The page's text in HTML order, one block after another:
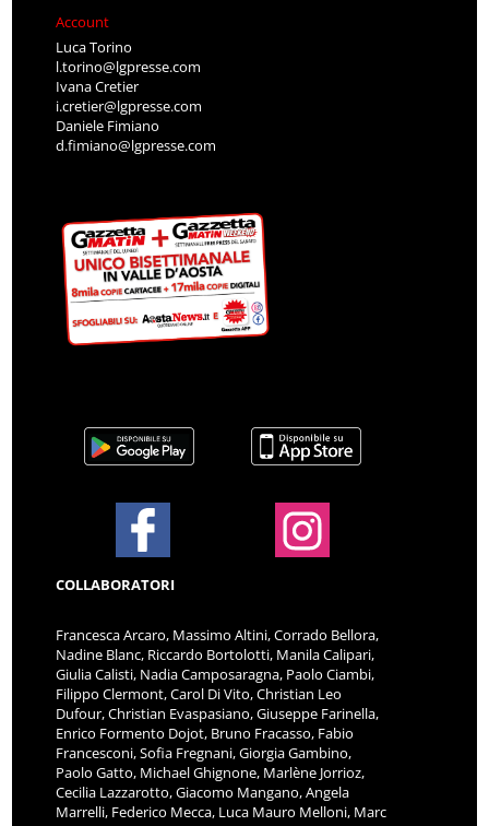
Account
Luca Torino
l.torino@lgpresse.com
Ivana Cretier
i.cretier@lgpresse.com
Daniele Fimiano
d.fimiano@lgpresse.com
COLLABORATORI
Francesca Arcaro, Massimo Altini, Corrado Bellora,
Nadine Blanc, Riccardo Bortolotti, Manila Calipari,
Giulia Calisti, Nadia Camposaragna, Paolo Ciambi,
Filippo Clermont, Carol Di Vito, Christian Leo
Dufour, Christian Evaspasiano, Giuseppe Farinella,
Enrico Formento Dojot, Bruno Fracasso, Fabio
Francesconi, Sofia Fregnani, Giorgia Gambino,
Paolo Gatto, Michael Ghignone, Marlène Jorrioz,
Cecilia Lazzarotto, Giacomo Mangano, Angela
Marrelli, Federico Mecca, Luca Mauro Melloni, Marc